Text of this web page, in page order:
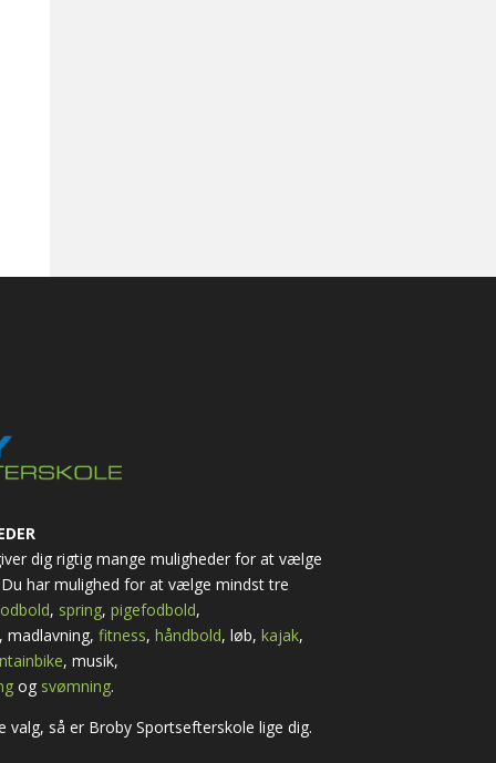
dig rigtig mange muligheder for at vælge
har mulighed for at vælge mindst tre
, spring, pigefodbold,
, madlavning, fitness, håndbold, løb, kajak,
, musik,
og svømning.
valg, så er Broby Sportsefterskole lige dig.